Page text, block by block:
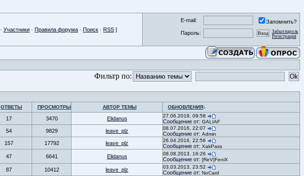
· Участники · Правила форума · Поиск · RSS ]
E-mail:
Запомнить?
Пароль:
Забыл пароль
Регистрация
Фильтр по:
ОТВЕТЫ ПРОСМОТРЫ АВТОР ТЕМЫ ОБНОВЛЕНИЯ↓
17 3470 Elidanus 27.06.2019, 09:58
Сообщение от: GALIAF
54 9829 leave_plz 08.07.2016, 22:07
Сообщение от: Admin
157 17792 leave_plz 26.04.2016, 22:56
Сообщение от: XakPass
47 6641 Elidanus 08.08.2013, 16:26
Сообщение от: [ReV]FeniX
87 10412 leave_plz 03.03.2013, 23:52
Сообщение от: NoCard